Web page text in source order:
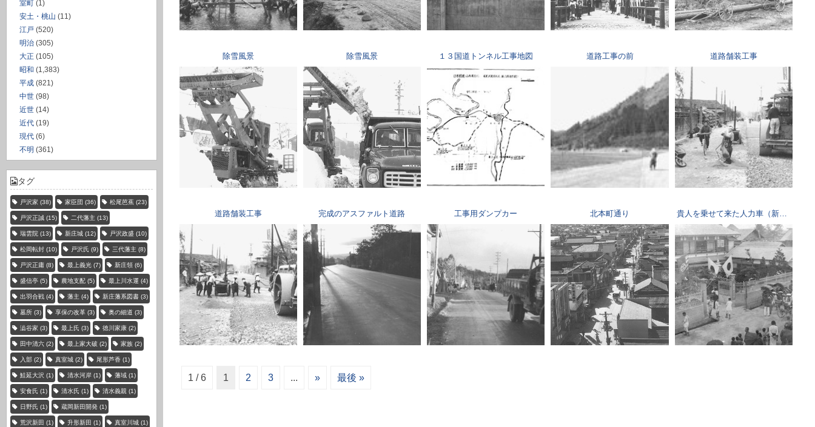
室町 (1)
安土・桃山 (11)
江戸 (520)
明治 (305)
大正 (105)
昭和 (1,383)
平成 (821)
中世 (98)
近世 (14)
近代 (19)
現代 (6)
不明 (361)
タグ
戸沢家 (38) 家臣団 (36) 松尾芭蕉 (23)
戸沢正誠 (15) 二代藩主 (13)
瑞雲院 (13) 新庄城 (12) 戸沢政盛 (10)
松岡転封 (10) 戸沢氏 (9) 三代藩主 (8)
戸沢正庸 (8) 最上義光 (7) 新庄領 (6)
盛信亭 (5) 農地支配 (5) 最上川水運 (4)
出羽合戦 (4) 藩主 (4) 新庄藩系図書 (3)
墓所 (3) 享保の改革 (3) 奥の細道 (3)
澁谷家 (3) 最上氏 (3) 徳川家康 (2)
田中清六 (2) 最上家大破 (2) 家族 (2)
入部 (2) 真室城 (2) 尾形芦香 (1)
鮭延大沢 (1) 清水河岸 (1) 藩域 (1)
安食氏 (1) 清水氏 (1) 清水義親 (1)
日野氏 (1) 蔵岡新田開発 (1)
荒沢新田 (1) 升形新田 (1) 真室川城 (1)
除雪風景 除雪風景 １３国道トンネル工事地図 道路工事の前 道路舗装工事
道路舗装工事 完成のアスファルト道路 工事用ダンプカー 北本町通り 貴人を乗せて来た人力車（新庄ホテル）
1 / 6 1 2 3 ... » 最後 »